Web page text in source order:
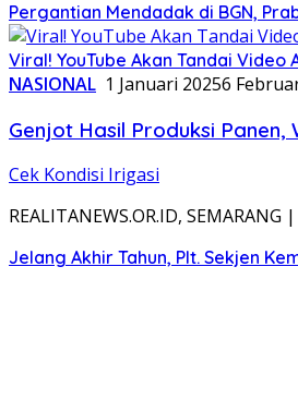
Pergantian Mendadak di BGN,
Viral! YouTube Akan Tandai
NASIONAL 1 Januari 20256
Genjot Hasil Produksi
Cek Kondisi Irigasi
REALITANEWS.OR.ID,
Jelang Akhir Tahun, Plt. Sekjen